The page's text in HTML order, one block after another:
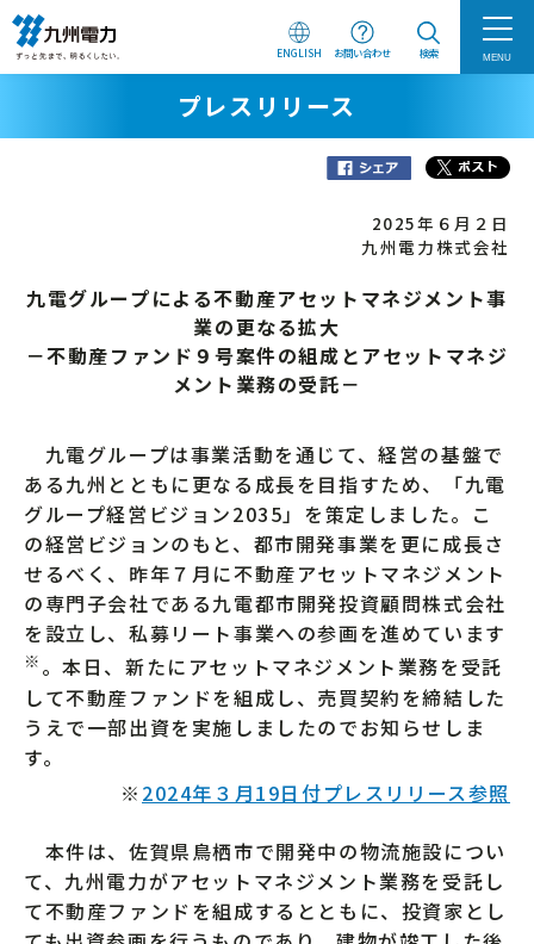
ENGLISH お問い合わせ 検索 MENU
プレスリリース
2025年６月２日
九州電力株式会社
九電グループによる不動産アセットマネジメント事
業の更なる拡大
－不動産ファンド９号案件の組成とアセットマネジ
メント業務の受託－
九電グループは事業活動を通じて、経営の基盤で
ある九州とともに更なる成長を目指すため、「九電
グループ経営ビジョン2035」を策定しました。こ
の経営ビジョンのもと、都市開発事業を更に成長さ
せるべく、昨年７月に不動産アセットマネジメント
の専門子会社である九電都市開発投資顧問株式会社
を設立し、私募リート事業への参画を進めています
※ 。本日、新たにアセットマネジメント業務を受託
して不動産ファンドを組成し、売買契約を締結した
うえで一部出資を実施しましたのでお知らせしま
す。
※ 2024年３月19日付プレスリリース参照
本件は、佐賀県鳥栖市で開発中の物流施設につい
て、九州電力がアセットマネジメント業務を受託し
て不動産ファンドを組成するとともに、投資家とし